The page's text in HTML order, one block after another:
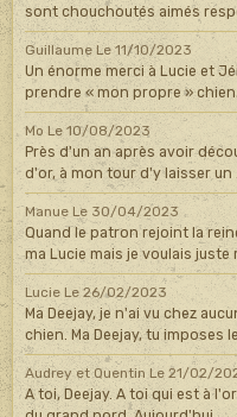
sont chouchoutés aimés
Guillaume Le 11/10/2023
Un énorme merci à Lucie et
prendre « mon propre » chien.
Mo Le 10/08/2023
Près d'un an après avoir
d'or, à mon tour d'y laisser un ...
Manue Le 30/04/2023
Quand le patron rejoint la
ma Lucie mais je voulais juste
Lucie Le 26/02/2023
Ma Deejay, je n'ai vu chez
chien. Ma Deejay, tu imposes le
Audrey et Quentin Le 21/02/
A toi, Deejay. A toi qui est à